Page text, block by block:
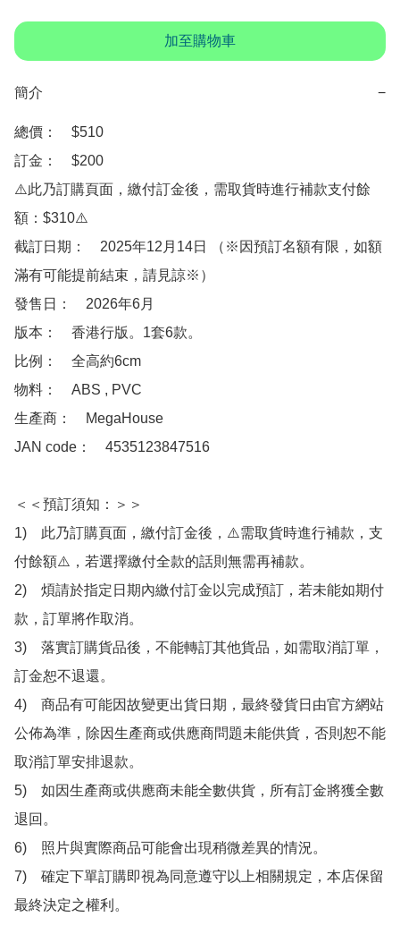
加至購物車
簡介 −
總價：　$510
訂金：　$200
⚠️此乃訂購頁面，繳付訂金後，需取貨時進行補款支付餘
額：$310⚠️
截訂日期：　2025年12月14日 （※因預訂名額有限，如額
滿有可能提前結束，請見諒※）
發售日：　2026年6月
版本：　香港行版。1套6款。
比例：　全高約6cm
物料：　ABS , PVC
生產商：　MegaHouse
JAN code：　4535123847516
＜＜預訂須知：＞＞
1)　此乃訂購頁面，繳付訂金後，⚠️需取貨時進行補款，支
付餘額⚠️，若選擇繳付全款的話則無需再補款。
2)　煩請於指定日期內繳付訂金以完成預訂，若未能如期付
款，訂單將作取消。
3)　落實訂購貨品後，不能轉訂其他貨品，如需取消訂單，
訂金恕不退還。
4)　商品有可能因故變更出貨日期，最終發貨日由官方網站
公佈為準，除因生產商或供應商問題未能供貨，否則恕不能
取消訂單安排退款。
5)　如因生產商或供應商未能全數供貨，所有訂金將獲全數
退回。
6)　照片與實際商品可能會出現稍微差異的情況。
7)　確定下單訂購即視為同意遵守以上相關規定，本店保留
最終決定之權利。